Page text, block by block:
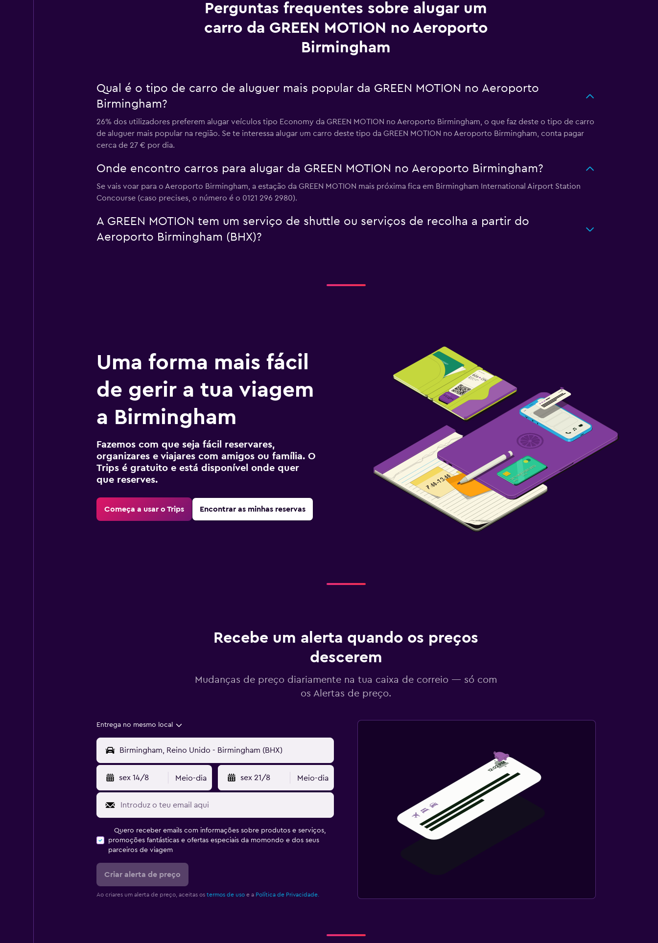
Perguntas frequentes sobre alugar um
carro da GREEN MOTION no Aeroporto
Birmingham
Qual é o tipo de carro de aluguer mais popular da GREEN MOTION no Aeroporto
Birmingham?
26% dos utilizadores preferem alugar veículos tipo Economy da GREEN MOTION no Aeroporto Birmingham, o que faz deste o tipo de carro
de aluguer mais popular na região. Se te interessa alugar um carro deste tipo da GREEN MOTION no Aeroporto Birmingham, conta pagar
cerca de 27 € por dia.
Onde encontro carros para alugar da GREEN MOTION no Aeroporto Birmingham?
Se vais voar para o Aeroporto Birmingham, a estação da GREEN MOTION mais próxima fica em Birmingham International Airport Station
Concourse (caso precises, o número é o 0121 296 2980).
A GREEN MOTION tem um serviço de shuttle ou serviços de recolha a partir do
Aeroporto Birmingham (BHX)?
Uma forma mais fácil
de gerir a tua viagem
a Birmingham
Fazemos com que seja fácil reservares,
organizares e viajares com amigos ou família. O
Trips é gratuito e está disponível onde quer
que reserves.
Começa a usar o Trips Encontrar as minhas reservas
Recebe um alerta quando os preços
descerem
Mudanças de preço diariamente na tua caixa de correio — só com
os Alertas de preço.
Entrega no mesmo local
sex 14/8 Meio-dia sex 21/8 Meio-dia
Quero receber emails com informações sobre produtos e serviços,
promoções fantásticas e ofertas especiais da momondo e dos seus
parceiros de viagem
Criar alerta de preço
Ao criares um alerta de preço, aceitas os termos de usoe a Política de Privacidade.